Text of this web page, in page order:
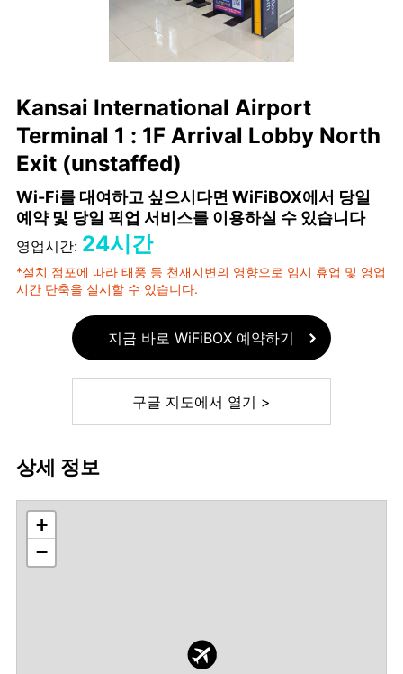
Kansai International Airport
Terminal 1 : 1F Arrival Lobby North
Exit (unstaffed)
Wi-Fi를 대여하고 싶으시다면 WiFiBOX에서 당일
예약 및 당일 픽업 서비스를 이용하실 수 있습니다
영업시간: 24시간
*설치 점포에 따라 태풍 등 천재지변의 영향으로 임시 휴업 및 영업
시간 단축을 실시할 수 있습니다.
지금 바로 WiFiBOX 예약하기
구글 지도에서 열기 >
상세 정보
+
−